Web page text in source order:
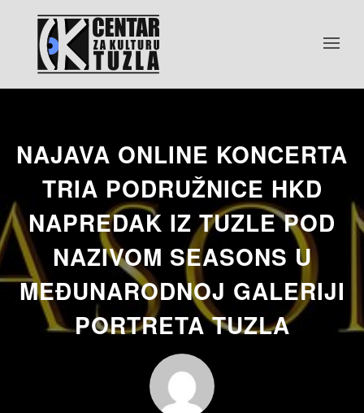
NAJAVA ONLINE KONCERTA
TRIA PODRUŽNICE HKD
NAPREDAK IZ TUZLE POD
NAZIVOM SEASONS U
MEĐUNARODNOJ GALERIJI
PORTRETA TUZLA